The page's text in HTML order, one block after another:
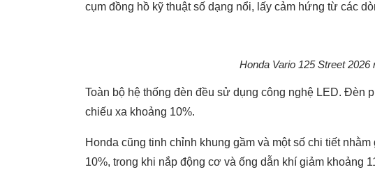
cụm đồng hồ kỹ thuật số dạng nổi, lấy cảm hứng từ các
Honda Vario 125 Street 2026
Toàn bộ hệ thống đèn đều sử dụng công nghệ LED. Đèn
chiếu xa khoảng 10%.
Honda cũng tinh chỉnh khung gầm và một số chi tiết
10%, trong khi nắp động cơ và ống dẫn khí giảm khoảng